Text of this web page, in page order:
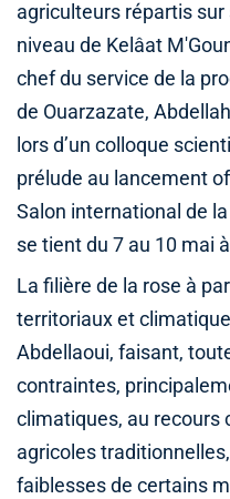
agriculteurs répartis
niveau de Kelâat
chef du service de la
de Ouarzazate,
lors d’un colloque
prélude au lancement
Salon international de
se tient du 7 au 10 mai
La filière de la rose à
territoriaux et
Abdellaoui, faisant,
contraintes,
climatiques, au recours
agricoles
faiblesses de certains